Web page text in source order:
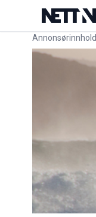
Annonsørinnhold
Link for annonse